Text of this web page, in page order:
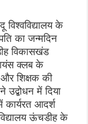
के
का जन्मदिन
विकासखंड
क्लब के
और शिक्षक की
उद्बोधन में दिया
कार्यरत आदर्श
ऊंचडीह के